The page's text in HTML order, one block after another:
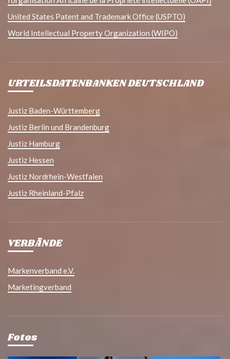
United States Patent and Trademark Office (USPTO)
World Intellectual Property Organization (WIPO)
URTEILSDATENBANKEN DEUTSCHLAND
Justiz Baden-Württemberg
Justiz Berlin und Brandenburg
Justiz Hamburg
Justiz Hessen
Justiz Nordrhein-Westfalen
Justiz Rheinland-Pfalz
VERBÄNDE
Markenverband e.V.
Marketingverband
Fotos